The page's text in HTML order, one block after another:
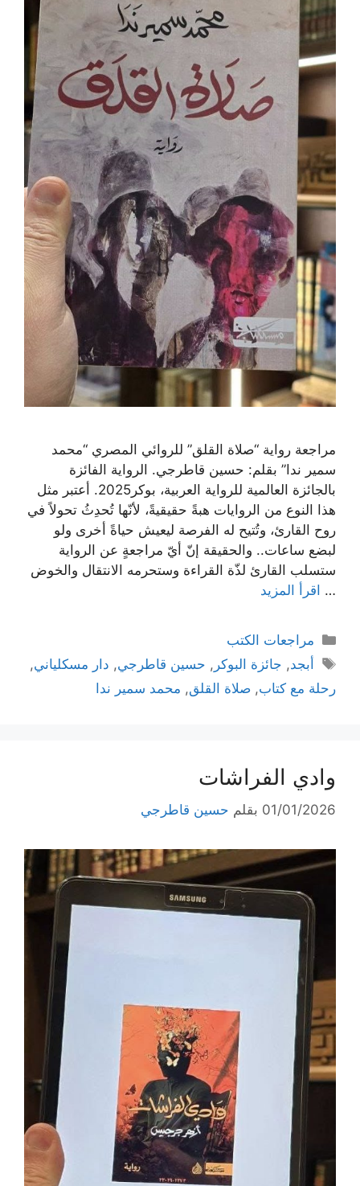
مراجعة رواية “صلاة القلق” للروائي المصري “محمد
سمير ندا” بقلم: حسين قاطرجي. الرواية الفائزة
بالجائزة العالمية للرواية العربية، بوكر2025. أعتبر مثل
هذا النوع من الروايات هبةً حقيقيةً، لأنّها تُحدِثُ تحولاً في
روح القارئ، وتُتيح له الفرصة ليعيش حياةً أخرى ولو
لبضع ساعات.. والحقيقة إنّ أيّ مراجعةٍ عن الرواية
ستسلب القارئ لذّة القراءة وستحرمه الانتقال والخوض
… اقرأ المزيد
التصنيفات
مراجعات الكتب
الوسوم
أبجد, جائزة البوكر , حسين قاطرجي, دار مسكلياني,
رحلة مع كتاب, صلاة القلق, محمد سمير ندا
وادي الفراشات
01/01/2026 بقلم حسين قاطرجي